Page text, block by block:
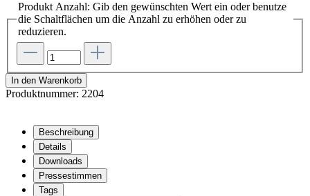
Produkt Anzahl: Gib den gewünschten Wert ein oder benutze
die Schaltflächen um die Anzahl zu erhöhen oder zu
reduzieren.
In den Warenkorb
Produktnummer: 2204
Beschreibung
Details
Downloads
Pressestimmen
Tags